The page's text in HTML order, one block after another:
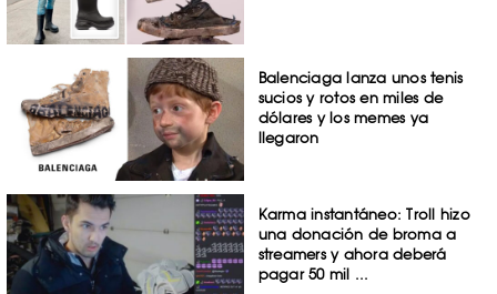
Balenciaga lanza unos tenis
sucios y rotos en miles de
dólares y los memes ya
llegaron
Karma instantáneo: Troll hizo
una donación de broma a
streamers y ahora deberá
pagar 50 mil ...